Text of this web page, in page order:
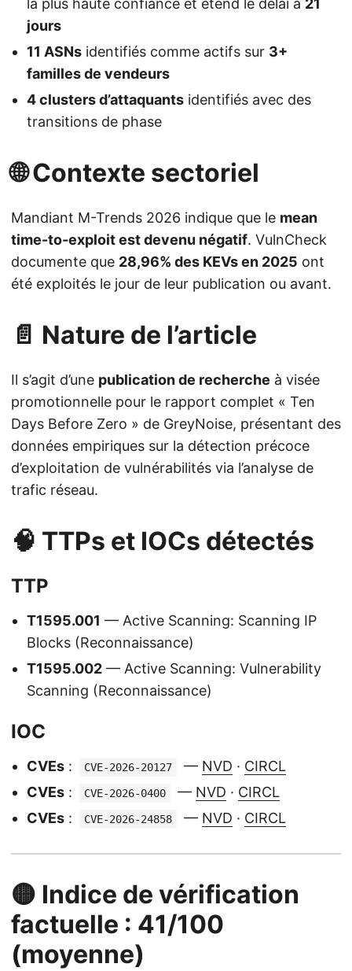
la plus haute confiance et étend le délai à 21
jours
11 ASNs identifiés comme actifs sur 3+
familles de vendeurs
4 clusters d’attaquants identifiés avec des
transitions de phase
🌐 Contexte sectoriel
Mandiant M-Trends 2026 indique que le mean
time-to-exploit est devenu négatif. VulnCheck
documente que 28,96% des KEVs en 2025 ont
été exploités le jour de leur publication ou avant.
📄 Nature de l’article
Il s’agit d’une publication de recherche à visée
promotionnelle pour le rapport complet « Ten
Days Before Zero » de GreyNoise, présentant des
données empiriques sur la détection précoce
d’exploitation de vulnérabilités via l’analyse de
trafic réseau.
🧠 TTPs et IOCs détectés
TTP
T1595.001 — Active Scanning: Scanning IP
Blocks (Reconnaissance)
T1595.002 — Active Scanning: Vulnerability
Scanning (Reconnaissance)
IOC
CVEs : CVE-2026-20127 — NVD · CIRCL
CVEs : CVE-2026-0400 — NVD · CIRCL
CVEs : CVE-2026-24858 — NVD · CIRCL
🟡 Indice de vérification
factuelle : 41/100
(moyenne)